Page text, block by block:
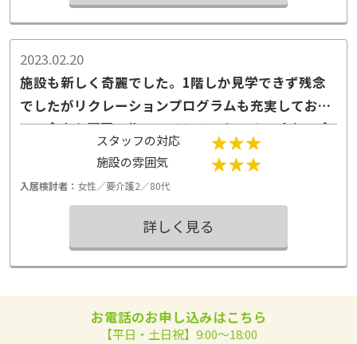
2023.02.20
施設も新しく奇麗でした。1階しか見学できず残念
でしたがリクレーションプログラムも充実してお
り、食事も厨房で作ってくれるようです。 金額は介
護施設の中では標準のように感じます。
スタッフの対応
施設の雰囲気
入居検討者： 女性／要介護2／80代
詳しく見る
お電話のお申し込みはこちら
【平日・土日祝】9:00～18:00